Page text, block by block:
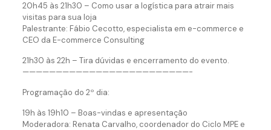
20h45 às 21h30 – Como usar a logística para atrair mais
visitas para sua loja
Palestrante: Fábio Cecotto, especialista em e-commerce e
CEO da E-commerce Consulting
21h30 às 22h – Tira dúvidas e encerramento do evento.
—————————————————————————-
Programação do 2º dia:
19h às 19h10 – Boas-vindas e apresentação
Moderadora: Renata Carvalho, coordenador do Ciclo MPE e